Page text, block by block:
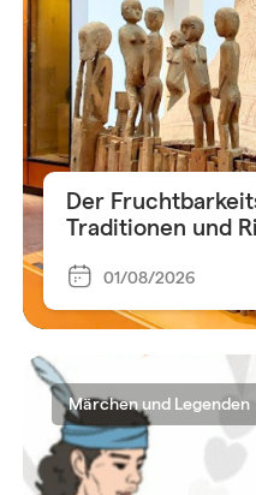
Der
Traditionen und
01/08/2026
Märchen und Legenden